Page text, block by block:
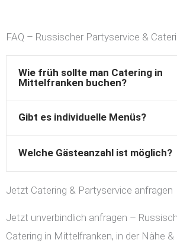
FAQ – Russischer Partyservice &
Wie früh sollte man Catering in
Mittelfranken buchen?
Gibt es individuelle Menüs?
Welche Gästeanzahl ist möglich?
Jetzt Catering & Partyservice anfragen
Jetzt unverbindlich anfragen –
Catering in Mittelfranken, in der Nähe &